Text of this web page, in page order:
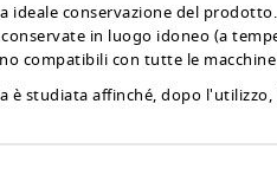
ideale conservazione del
in luogo idoneo (a
compatibili con tutte le
è studiata affinché, dopo